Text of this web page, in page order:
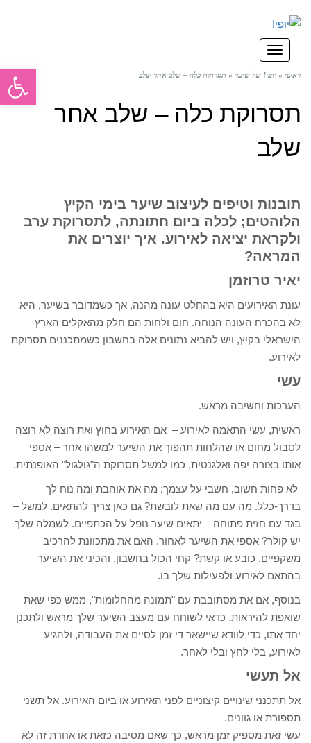
תפריט
ראשי » יופי! של שיער » תסרוקת כלה – שלב אחר שלב
תסרוקת כלה – שלב אחר
שלב
תובנות וטיפים לעיצוב שיער בימי הקיץ
הלוהטים; לכלה ביום חתונתה, לתסרוקת ערב
ולקראת יציאה לאירוע. איך יוצרים את
המראה?
יאיר טרוזמן
עונת האירועים היא בהחלט עונה מהנה, אך כשמדובר בשיער, היא
לא בהכרח העונה הנוחה. חום ולחות הם חלק מהאקלים הארץ
הישראלי בקיץ, ויש להביא נתונים אלה בחשבון כשמתכננים תסרוקת
לאירוע.
עשי
הערכות וחשיבה מראש.
ראשית, עשי התאמה לאירוע – אם האירוע בחוץ ואת רוצה לא רוצה
לסבול מחום או שהלחות תהפוך את השיער למשהו אחר – אספי
אותו בצורה יפה ואלגנטית, כמו למשל תסרוקת ה"גולגול" האופנתית.
לא פחות חשוב, חשבי על עצמך; מה את אוהבת ומה נוח לך
בדרך-כלל. מה עם מה שאת לובשת? גם כאן צריך להתאים. למשל –
בגד עם חזית פתוחה – יתאים שיער נופל על הכתפיים. לשמלה שלך
יש קולר? אספי את השיער לאחור. האם את מתכוונת להרכיב
משקפיים, כובע או קשת? קחי הכול בחשבון, והכיני את השיער
בהתאם לאירוע ולפעילות שלך בו.
בנוסף, אם את מסתובבת עם "תמונה מהחלומות", ממש כפי שאת
שואפת להיראות, כדאי לשוחח עם מעצב השיער שלך מראש ולתכנן
יחד אתו, כדי לוודא שיישאר די זמן לסיים את העבודה, ולהגיע
לאירוע, בלי לחץ ובלי לאחר.
אל תעשי
אל תתכנני שינויים קיצוניים לפני האירוע או ביום האירוע. אל תשני
תספורת או גוונים.
עשי זאת מספיק זמן מראש, כך שאם מסיבה כזאת או אחרת זה לא
פתח